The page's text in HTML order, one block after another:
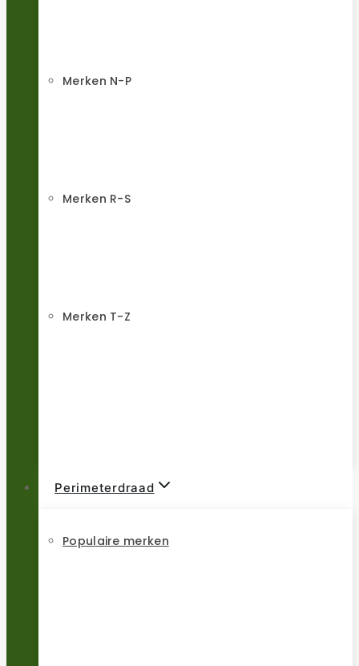
Merken N-P
Merken R-S
Merken T-Z
Perimeterdraad
Populaire merken